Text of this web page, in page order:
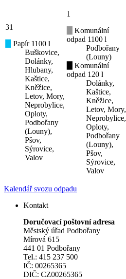
31
Papír 1100 l
Buškovice,
Dolánky,
Hlubany,
Kaštice,
Kněžice,
Letov, Mory,
Neprobylice,
Oploty,
Podbořany
(Louny),
Pšov,
Sýrovice,
Valov
1
Komunální
odpad 1100 l
Podbořany
(Louny)
Komunální
odpad 120 l
Dolánky,
Kaštice,
Kněžice,
Letov, Mory,
Neprobylice,
Oploty,
Podbořany
(Louny),
Pšov,
Sýrovice,
Valov
Kalendář svozu odpadu
Kontakt
Doručovací poštovní adresa
Městský úřad Podbořany
Mírová 615
441 01 Podbořany
Tel.: 415 237 500
IČ: 00265365
DIČ: CZ00265365